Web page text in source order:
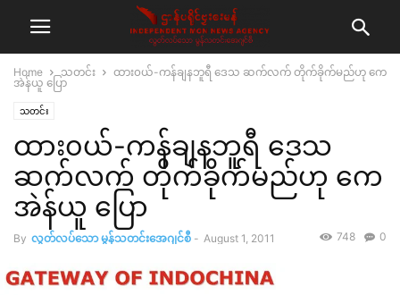
Home သတင်း
ထား၀ယ်-ကန်ချနဘူရီ ဒေသ ဆက်လက် တိုက်ခိုက်မည်ဟု ကေ
အဲန်ယူ ပြော
သတင်း
ထား၀ယ်-ကန်ချနဘူရီ ဒေသ
ဆက်လက် တိုက်ခိုက်မည်ဟု ကေ
အဲန်ယူ ပြော
By လွတ်လပ်သော မွန်သတင်းအေဂျင်စီ - August 1, 2011 0
748